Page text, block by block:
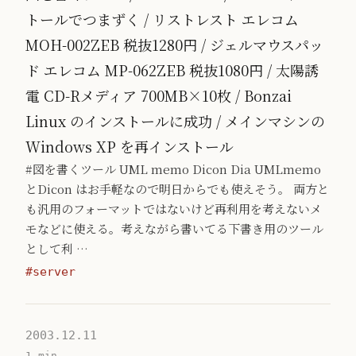
トールでつまずく / リストレスト エレコム
MOH-002ZEB 税抜1280円 / ジェルマウスパッ
ド エレコム MP-062ZEB 税抜1080円 / 太陽誘
電 CD-Rメディア 700MB×10枚 / Bonzai
Linux のインストールに成功 / メインマシンの
Windows XP を再インストール
#図を書くツール UML memo Dicon Dia UMLmemo
とDicon はお手軽なので明日からでも使えそう。 両方と
も汎用のフォーマットではないけど再利用を考えないメ
モなどに使える。考えながら書いてる下書き用のツール
として利 …
#server
2003.12.11